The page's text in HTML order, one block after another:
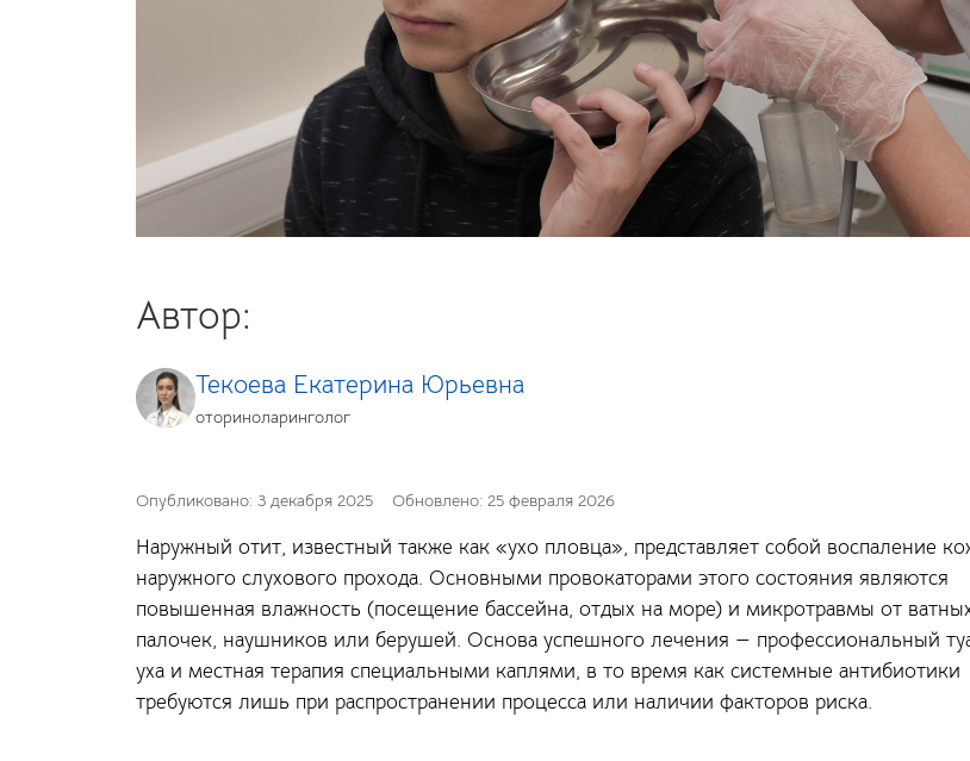
Автор:
Текоева Екатерина Юрьевна
оториноларинголог
Опубликовано: 3 декабря 2025 Обновлено: 25 февраля 2026
Наружный отит, известный также как «ухо пловца», представляет собой воспаление
наружного слухового прохода. Основными провокаторами этого состояния являются
повышенная влажность (посещение бассейна, отдых на море) и микротравмы от
палочек, наушников или берушей. Основа успешного лечения — профессиональный
уха и местная терапия специальными каплями, в то время как системные антибиотики
требуются лишь при распространении процесса или наличии факторов риска.